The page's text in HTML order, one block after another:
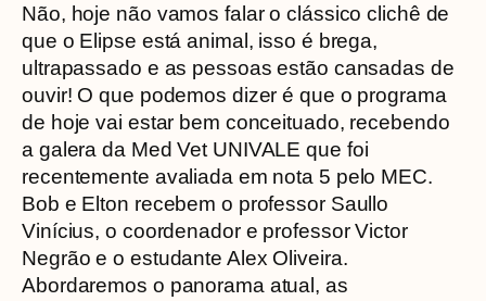
Não, hoje não vamos falar o clássico clichê de
que o Elipse está animal, isso é brega,
ultrapassado e as pessoas estão cansadas de
ouvir! O que podemos dizer é que o programa
de hoje vai estar bem conceituado, recebendo
a galera da Med Vet UNIVALE que foi
recentemente avaliada em nota 5 pelo MEC.
Bob e Elton recebem o professor Saullo
Vinícius, o coordenador e professor Victor
Negrão e o estudante Alex Oliveira.
Abordaremos o panorama atual, as